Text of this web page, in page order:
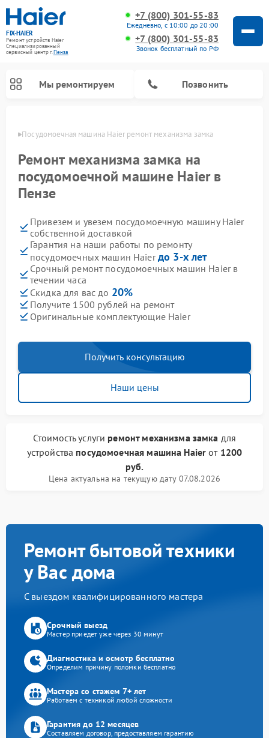
FIX-HAIER
Ремонт устройств Haier
Специализированный
cервисный центр г.Пенза
+7 (800) 301-55-83
Ежедневно, с 10:00 до 20:00
+7 (800) 301-55-83
Звонок бесплатный по РФ
Мы ремонтируем Позвонить
Посудомоечная машина Haier ремонт механизма замка
Ремонт механизма замка на
посудомоечной машине Haier в
Пензе
Привезем и увезем посудомоечную машину Haier
собственной доставкой
Гарантия на наши работы по ремонту
посудомоечных машин Haierдо 3-х лет
Срочный ремонт посудомоечных машин Haier в
течении часа
Скидка для вас до 20%
Получите 1500 рублей на ремонт
Оригинальные комплектующие Haier
Получить консультацию
Наши цены
Стоимость услуги ремонт механизма замка для
устройства посудомоечная машина Haier от 1200
руб.
Цена актуальна на текущую дату 07.08.2026
Ремонт бытовой техники
у Вас дома
С выездом квалифицированного мастера
Срочный выезд
Мастер приедет уже через 30 минут
Диагностика и осмотр бесплатно
Определим причину поломки бесплатно
Мастера со стажем 7+ лет
Работаем с техникой любой сложности
Гарантия до 12 месяцев
Составляем договор, предоставляем гарантию